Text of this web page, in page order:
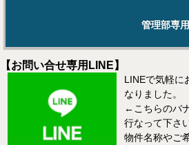
管理部専用
【お問い合せ専用LINE】
LINEで気軽に
なりました。
←こちらのバ
行なって下さい
物件名称やご